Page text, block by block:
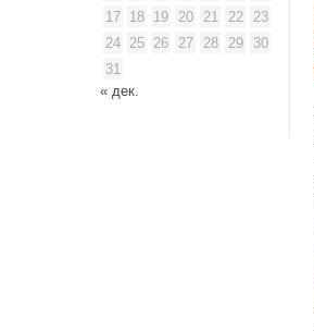
17 18 19 20 21 22
23
24 25 26 27 28 29
30
31
« дек.